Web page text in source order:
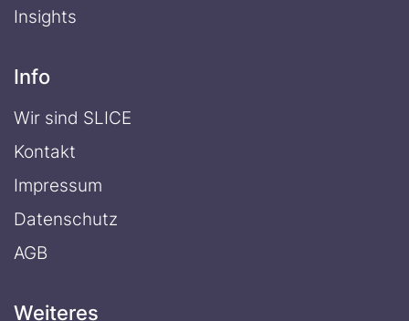
Insights
Info
Wir sind SLICE
Kontakt
Impressum
Datenschutz
AGB
Weiteres